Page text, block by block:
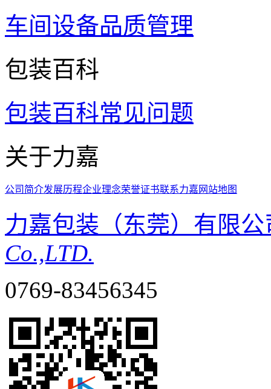
车间设备品质管理
包装百科
包装百科常见问题
关于力嘉
公司简介发展历程企业理念荣誉证书联系力嘉 网站地图
力嘉包装（东莞）有限
Co.,LTD.
0769-83456345